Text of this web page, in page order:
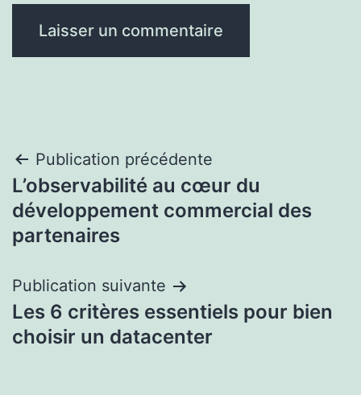
Navigation
de
l’article
Publication précédente
L’observabilité au cœur du
développement commercial des
partenaires
Publication suivante
Les 6 critères essentiels pour bien
choisir un datacenter